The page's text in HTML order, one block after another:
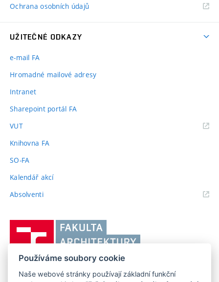
Ochrana osobních údajů
UŽITEČNÉ ODKAZY
e-mail FA
Hromadné mailové adresy
Intranet
Sharepoint portál FA
VUT(externí
Knihovna FA
SO-FA
Kalendář akcí
Absolventi(externí
učení
Brně,
FAKULTA ARCHITEKTURY VUT V BRNĚ
Používáme soubory cookie
Naše webové stránky používají základní funkční